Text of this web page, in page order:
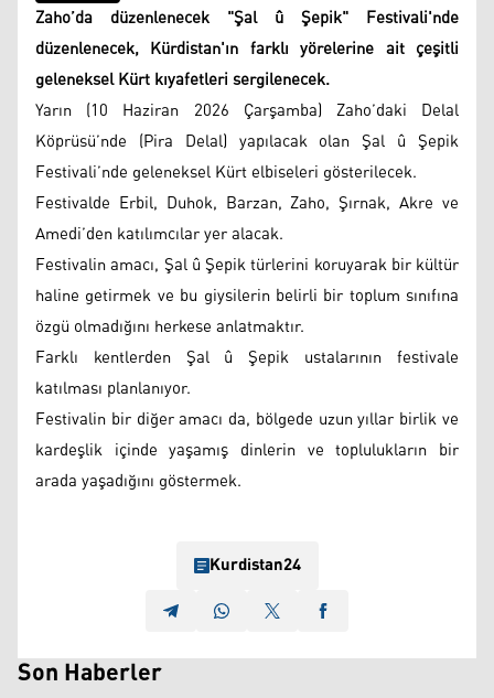
Zaho’da düzenlenecek "Şal û Şepik" Festivali'nde
düzenlenecek, Kürdistan'ın farklı yörelerine ait çeşitli
geleneksel Kürt kıyafetleri sergilenecek.
Yarın (10 Haziran 2026 Çarşamba) Zaho’daki Delal
Köprüsü’nde (Pira Delal) yapılacak olan Şal û Şepik
Festivali’nde geleneksel Kürt elbiseleri gösterilecek.
Festivalde Erbil, Duhok, Barzan, Zaho, Şırnak, Akre ve
Amedi’den katılımcılar yer alacak.
Festivalin amacı, Şal û Şepik türlerini koruyarak bir kültür
haline getirmek ve bu giysilerin belirli bir toplum sınıfına
özgü olmadığını herkese anlatmaktır.
Farklı kentlerden Şal û Şepik ustalarının festivale
katılması planlanıyor.
Festivalin bir diğer amacı da, bölgede uzun yıllar birlik ve
kardeşlik içinde yaşamış dinlerin ve toplulukların bir
arada yaşadığını göstermek.
Kurdistan24
Son Haberler